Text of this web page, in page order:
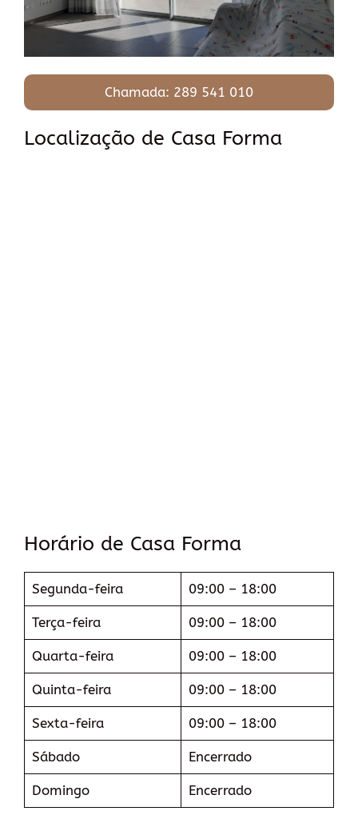
Chamada: 289 541 010
Localização de Casa Forma
Horário de Casa Forma
Segunda-feira 09:00 – 18:00
Terça-feira 09:00 – 18:00
Quarta-feira 09:00 – 18:00
Quinta-feira 09:00 – 18:00
Sexta-feira 09:00 – 18:00
Sábado Encerrado
Domingo Encerrado